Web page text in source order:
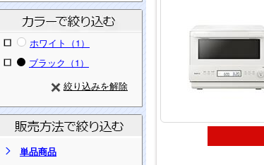
ホワイト（1）
ブラック（1）
絞り込みを解除
単品商品